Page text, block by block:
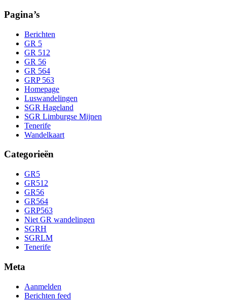
Pagina’s
Berichten
GR 5
GR 512
GR 56
GR 564
GRP 563
Homepage
Luswandelingen
SGR Hageland
SGR Limburgse Mijnen
Tenerife
Wandelkaart
Categorieën
GR5
GR512
GR56
GR564
GRP563
Niet GR wandelingen
SGRH
SGRLM
Tenerife
Meta
Aanmelden
Berichten feed